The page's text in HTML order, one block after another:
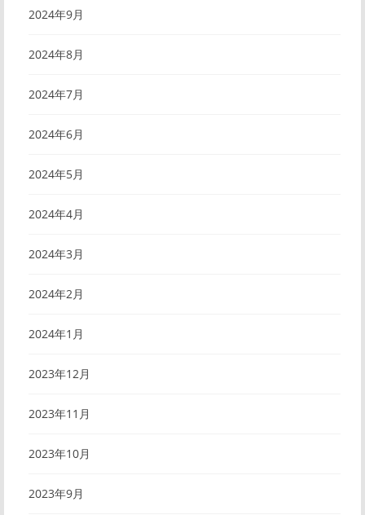
2024年9月
2024年8月
2024年7月
2024年6月
2024年5月
2024年4月
2024年3月
2024年2月
2024年1月
2023年12月
2023年11月
2023年10月
2023年9月